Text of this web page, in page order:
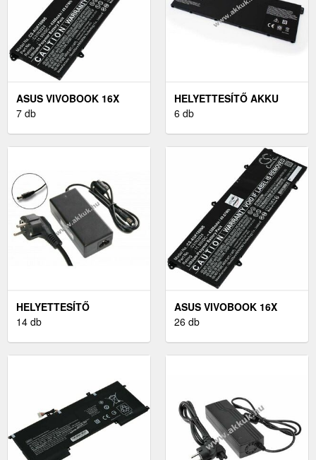
ASUS VIVOBOOK 16X
K3605ZV LAPTOP AKKU
7 db
HELYETTESÍTŐ AKKU
ACER CHROMEBOOK
6 db
HELYETTESÍTŐ
NYOMTATÓ-HÁLÓZATI
14 db
ASUS VIVOBOOK 16X
K3605ZC LAPTOP AKKU
26 db